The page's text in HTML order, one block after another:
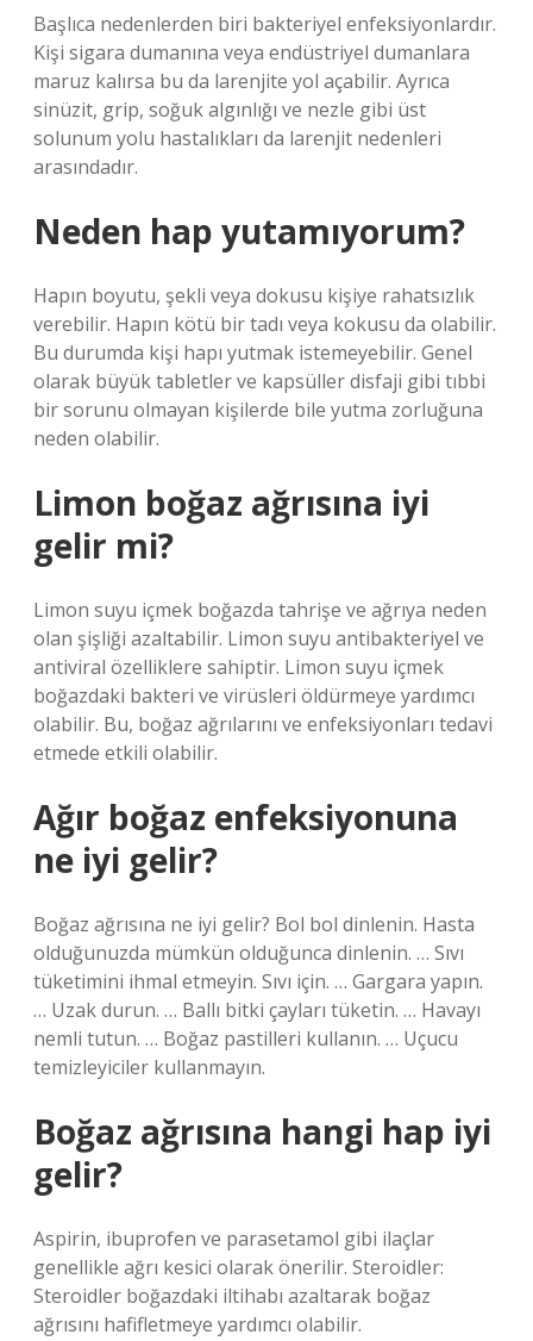
Başlıca nedenlerden biri bakteriyel enfeksiyonlardır.
Kişi sigara dumanına veya endüstriyel dumanlara
maruz kalırsa bu da larenjite yol açabilir. Ayrıca
sinüzit, grip, soğuk algınlığı ve nezle gibi üst
solunum yolu hastalıkları da larenjit nedenleri
arasındadır.
Neden hap yutamıyorum?
Hapın boyutu, şekli veya dokusu kişiye rahatsızlık
verebilir. Hapın kötü bir tadı veya kokusu da olabilir.
Bu durumda kişi hapı yutmak istemeyebilir. Genel
olarak büyük tabletler ve kapsüller disfaji gibi tıbbi
bir sorunu olmayan kişilerde bile yutma zorluğuna
neden olabilir.
Limon boğaz ağrısına iyi
gelir mi?
Limon suyu içmek boğazda tahrişe ve ağrıya neden
olan şişliği azaltabilir. Limon suyu antibakteriyel ve
antiviral özelliklere sahiptir. Limon suyu içmek
boğazdaki bakteri ve virüsleri öldürmeye yardımcı
olabilir. Bu, boğaz ağrılarını ve enfeksiyonları tedavi
etmede etkili olabilir.
Ağır boğaz enfeksiyonuna
ne iyi gelir?
Boğaz ağrısına ne iyi gelir? Bol bol dinlenin. Hasta
olduğunuzda mümkün olduğunca dinlenin. … Sıvı
tüketimini ihmal etmeyin. Sıvı için. … Gargara yapın.
… Uzak durun. … Ballı bitki çayları tüketin. … Havayı
nemli tutun. … Boğaz pastilleri kullanın. … Uçucu
temizleyiciler kullanmayın.
Boğaz ağrısına hangi hap iyi
gelir?
Aspirin, ibuprofen ve parasetamol gibi ilaçlar
genellikle ağrı kesici olarak önerilir. Steroidler:
Steroidler boğazdaki iltihabı azaltarak boğaz
ağrısını hafifletmeye yardımcı olabilir.